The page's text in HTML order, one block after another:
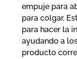
empuje para
para colgar.
para hacer la
ayudando a
producto